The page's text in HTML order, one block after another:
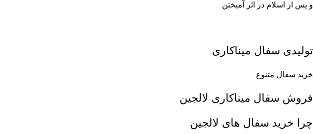
و پس از اسلام در اثر آمیختن
تولیدی سفال میناکاری
خرید سفال متنوع
فروش سفال میناکاری لالجین
چرا خرید سفال های لالجین